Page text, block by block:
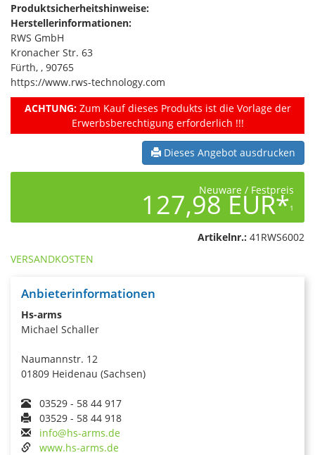
Produktsicherheitshinweise:
Herstellerinformationen:
RWS GmbH
Kronacher Str. 63
Fürth, , 90765
https://www.rws-technology.com
ACHTUNG:Zum Kauf dieses Produkts ist die Vorlage der
Erwerbsberechtigung erforderlich !!!
Dieses Angebot ausdrucken
Neuware / Festpreis
127,98 EUR*1
Artikelnr.: 41RWS6002
VERSANDKOSTEN
Anbieterinformationen
Hs-arms
Michael Schaller
Naumannstr. 12
01809 Heidenau (Sachsen)
03529 - 58 44 917
03529 - 58 44 918
info@hs-arms.de
www.hs-arms.de